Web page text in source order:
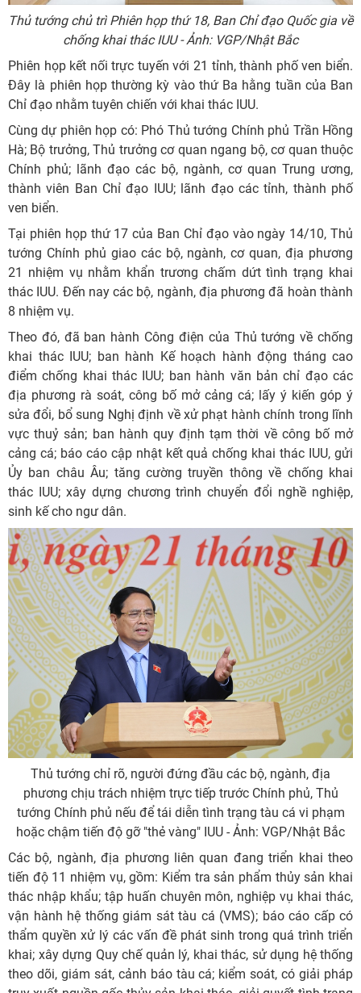
Thủ tướng chủ trì Phiên họp thứ 18, Ban Chỉ đạo Quốc gia về
chống khai thác IUU - Ảnh: VGP/Nhật Bắc
Phiên họp kết nối trực tuyến với 21 tỉnh, thành phố ven biển.
Đây là phiên họp thường kỳ vào thứ Ba hằng tuần của Ban
Chỉ đạo nhằm tuyên chiến với khai thác IUU.
Cùng dự phiên họp có: Phó Thủ tướng Chính phủ Trần Hồng
Hà; Bộ trưởng, Thủ trưởng cơ quan ngang bộ, cơ quan thuộc
Chính phủ; lãnh đạo các bộ, ngành, cơ quan Trung ương,
thành viên Ban Chỉ đạo IUU; lãnh đạo các tỉnh, thành phố
ven biển.
Tại phiên họp thứ 17 của Ban Chỉ đạo vào ngày 14/10, Thủ
tướng Chính phủ giao các bộ, ngành, cơ quan, địa phương
21 nhiệm vụ nhằm khẩn trương chấm dứt tình trạng khai
thác IUU. Đến nay các bộ, ngành, địa phương đã hoàn thành
8 nhiệm vụ.
Theo đó, đã ban hành Công điện của Thủ tướng về chống
khai thác IUU; ban hành Kế hoạch hành động tháng cao
điểm chống khai thác IUU; ban hành văn bản chỉ đạo các
địa phương rà soát, công bố mở cảng cá; lấy ý kiến góp ý
sửa đổi, bổ sung Nghị định về xử phạt hành chính trong lĩnh
vực thuỷ sản; ban hành quy định tạm thời về công bố mở
cảng cá; báo cáo cập nhật kết quả chống khai thác IUU, gửi
Ủy ban châu Âu; tăng cường truyền thông về chống khai
thác IUU; xây dựng chương trình chuyển đổi nghề nghiệp,
sinh kế cho ngư dân.
Thủ tướng chỉ rõ, người đứng đầu các bộ, ngành, địa
phương chịu trách nhiệm trực tiếp trước Chính phủ, Thủ
tướng Chính phủ nếu để tái diễn tình trạng tàu cá vi phạm
hoặc chậm tiến độ gỡ "thẻ vàng" IUU - Ảnh: VGP/Nhật Bắc
Các bộ, ngành, địa phương liên quan đang triển khai theo
tiến độ 11 nhiệm vụ, gồm: Kiểm tra sản phẩm thủy sản khai
thác nhập khẩu; tập huấn chuyên môn, nghiệp vụ khai thác,
vận hành hệ thống giám sát tàu cá (VMS); báo cáo cấp có
thẩm quyền xử lý các vấn đề phát sinh trong quá trình triển
khai; xây dựng Quy chế quản lý, khai thác, sử dụng hệ thống
theo dõi, giám sát, cảnh báo tàu cá; kiểm soát, có giải pháp